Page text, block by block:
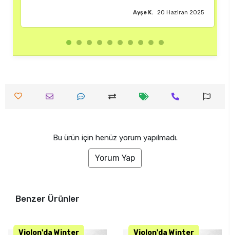
Bu ürün için henüz yorum yapılmadı.
Yorum Yap
Benzer Ürünler